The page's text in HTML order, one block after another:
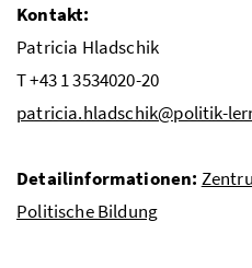
Kontakt:
Patricia Hladschik
T +43 1 3534020-20
patricia.hladschik@politik-
Detailinformationen:
Politische Bildung